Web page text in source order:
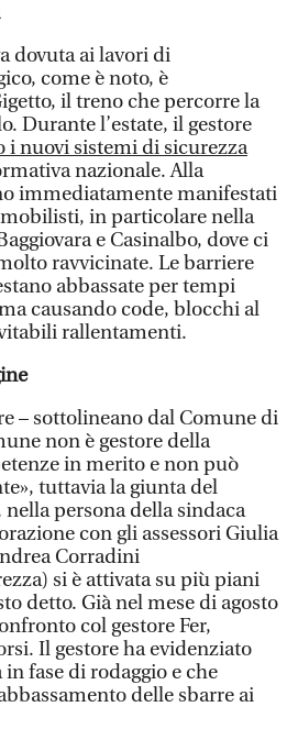
dovuta ai lavori di
come è noto, è
il treno che percorre la
Durante l’estate, il gestore
i nuovi sistemi di sicurezza
nazionale. Alla
immediatamente manifestati
in particolare nella
e Casinalbo, dove ci
ravvicinate. Le barriere
abbassate per tempi
causando code, blocchi al
rallentamenti.
– sottolineano dal Comune di
non è gestore della
in merito e non può
tuttavia la giunta del
persona della sindaca
con gli assessori Giulia
Corradini
si è attivata su più piani
detto. Già nel mese di agosto
col gestore Fer,
Il gestore ha evidenziato
fase di rodaggio e che
delle sbarre ai